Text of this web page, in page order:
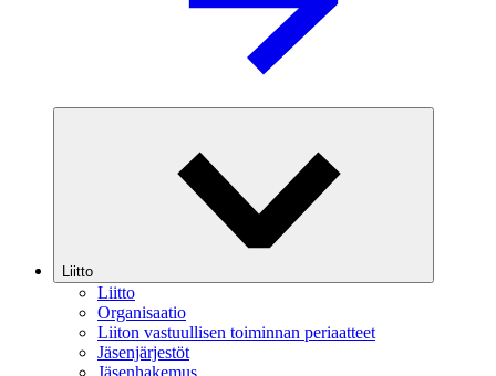
Liitto
Liitto
Organisaatio
Liiton vastuullisen toiminnan periaatteet
Jäsenjärjestöt
Jäsenhakemus